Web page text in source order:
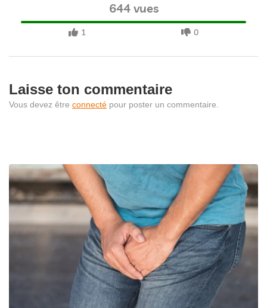
644 vues
1 0
Laisse ton commentaire
Vous devez être connecté pour poster un commentaire.